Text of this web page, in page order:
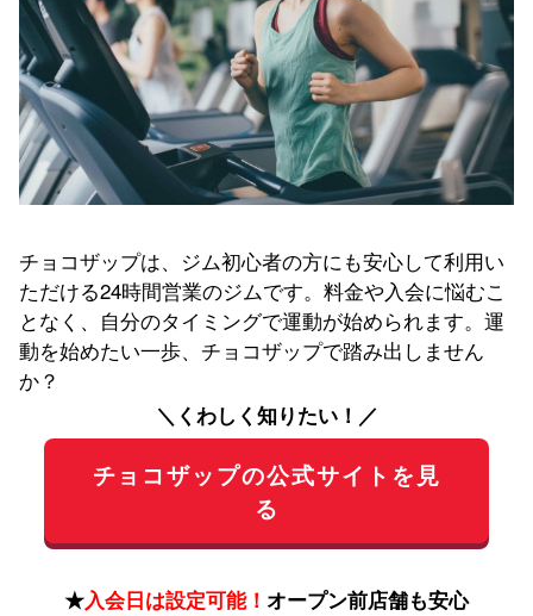
チョコザップは、ジム初心者の方にも安心して利用い
ただける24時間営業のジムです。料金や入会に悩むこ
となく、自分のタイミングで運動が始められます。運
動を始めたい一歩、チョコザップで踏み出しません
か？
＼くわしく知りたい！／
チョコザップの公式サイトを見
る
★入会日は設定可能！ オープン前店舗も安心